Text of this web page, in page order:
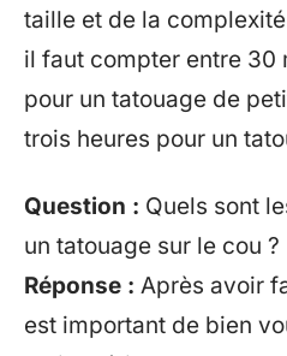
taille et de la
il faut compter entre 30
pour un tatouage de
trois heures pour un
Question : Quels sont
un tatouage sur le cou ?
Réponse : Après avoir
est important de bien